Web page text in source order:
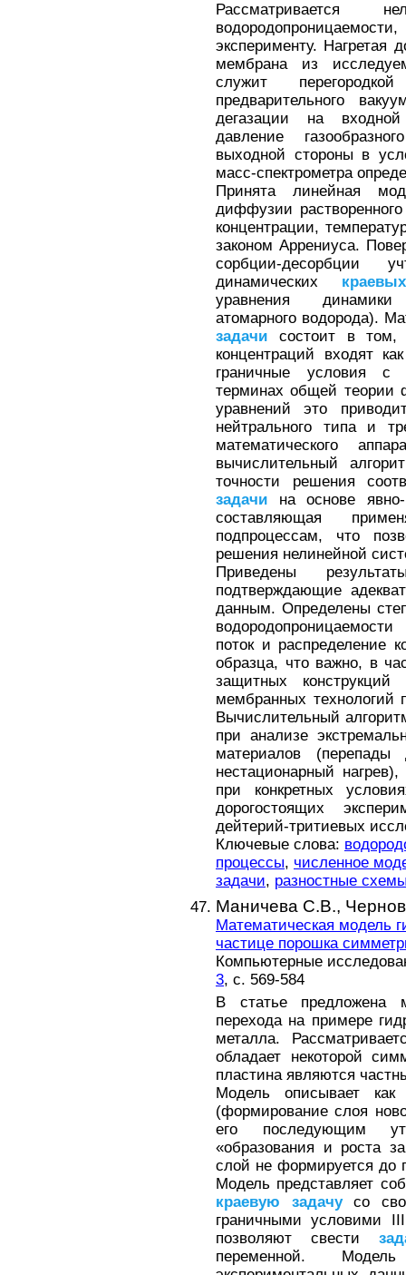
Рассматривается
эксперименту. Нагретая
мембрана из
служит
предварительного
дегазации на
давление
выходной стороны в
масс-спектрометра
Принята линейная
диффузии
концентрации,
законом Аррениуса.
сорбции-
динамических краевых
уравнения динамики
атомарного водорода).
задачи состоит в том,
концентраций входят
граничные условия с
терминах общей теории
уравнений это
нейтрального типа и
математического
вычислительный
точности решения
задачи на основе
составляющая
подпроцессам, что
решения нелинейной
Приведены
подтверждающие
данным. Определены
поток и распределение
образца, что важно, в
защитных
мембранных технологий
Вычислительный
при анализе
материалов (перепады
нестационарный
при конкретных
дорогостоящих
дейтерий-тритиевых
Ключевые слова:
процессы, численное
задачи, разностные
Маничева С.В.,
Математическая модель
частице порошка
Компьютерные
3, с. 569-584
В статье предложена
перехода на примере
металла.
обладает некоторой
пластина являются
Модель описывает
(формирование слоя
его последующим
«образования и роста
слой не формируется до
Модель представляет
краевую
задачусо
граничными условими
позволяют свести
переменной.